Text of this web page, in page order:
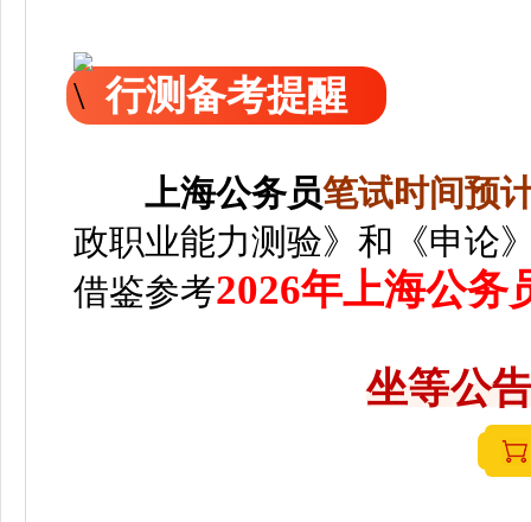
行测备考提醒
上海公务员笔试时间预
政职业能力测验》和《申论
借鉴参考2026年上海公务
坐等公